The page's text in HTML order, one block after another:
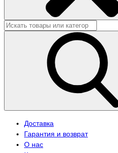
Доставка
Гарантия и возврат
О нас